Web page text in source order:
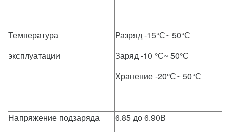
Температура
эксплуатации
Разряд -15°С~ 50°С
Заряд -10 °С~ 50°С
Хранение -20°С~ 50°С
Напряжение подзаряда
6.85 до 6.90В